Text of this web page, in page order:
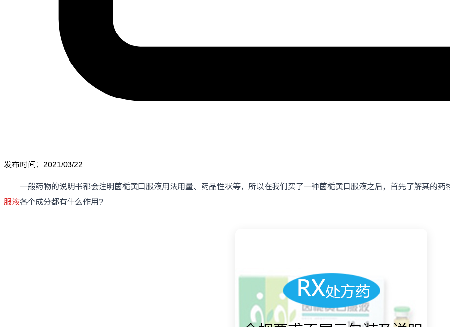
发布时间：2021/03/22
一般药物的说明书都会注明茵栀黄口服液用法用量、药品性状等，所以在我们买了一种茵栀黄口服液之后，首先了解其的药
服液各个成分都有什么作用?